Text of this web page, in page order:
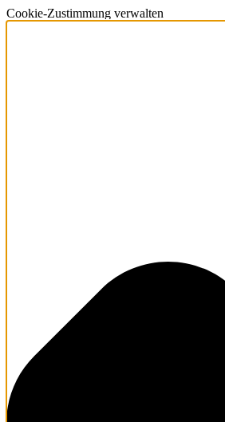
Cookie-Zustimmung verwalten